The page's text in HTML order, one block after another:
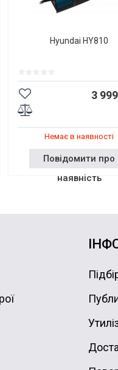
Hyundai HY810
3
Немає в наявності
Повідомити про
наявність